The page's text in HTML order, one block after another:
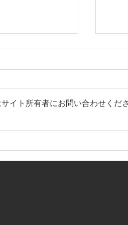
組み合わせ決
【ホ
イト所有者にお問い合わせくださ